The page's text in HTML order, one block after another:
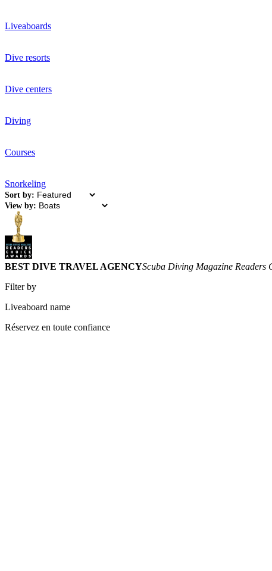
Liveaboards
Dive resorts
Dive centers
Diving
Courses
Snorkeling
Sort by:
View by:
BEST DIVE TRAVEL AGENCYScuba Diving Magazine Readers
Filter by
Liveaboard name
Réservez en toute confiance